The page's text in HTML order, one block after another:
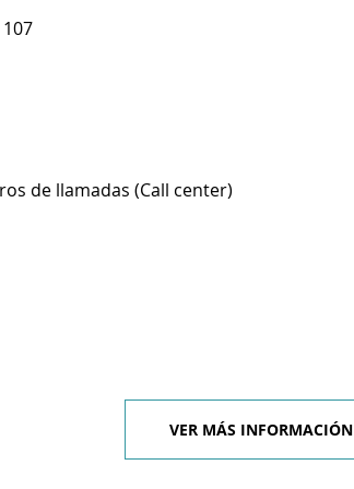
107
de llamadas (Call center)
VER MÁS INFORMACIÓN